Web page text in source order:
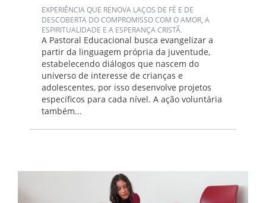
EXPERIÊNCIA QUE RENOVA LAÇOS DE FÉ E DE
DESCOBERTA DO COMPROMISSO COM O AMOR, A
ESPIRITUALIDADE E A ESPERANÇA CRISTÃ.
A Pastoral Educacional busca evangelizar a
partir da linguagem própria da juventude,
estabelecendo diálogos que nascem do
universo de interesse de crianças e
adolescentes, por isso desenvolve projetos
específicos para cada nível. A ação voluntária
também...